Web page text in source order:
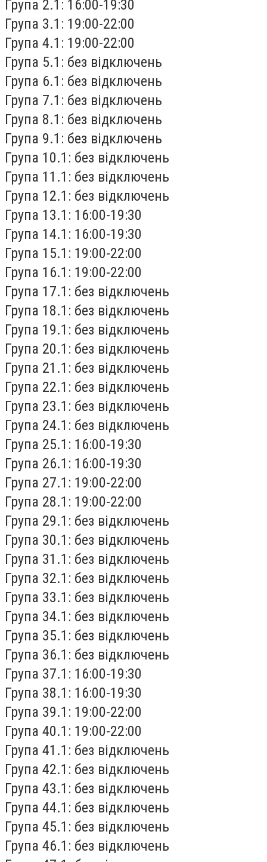
Група 2.1: 16:00-19:30
Група 3.1: 19:00-22:00
Група 4.1: 19:00-22:00
Група 5.1: без відключень
Група 6.1: без відключень
Група 7.1: без відключень
Група 8.1: без відключень
Група 9.1: без відключень
Група 10.1: без відключень
Група 11.1: без відключень
Група 12.1: без відключень
Група 13.1: 16:00-19:30
Група 14.1: 16:00-19:30
Група 15.1: 19:00-22:00
Група 16.1: 19:00-22:00
Група 17.1: без відключень
Група 18.1: без відключень
Група 19.1: без відключень
Група 20.1: без відключень
Група 21.1: без відключень
Група 22.1: без відключень
Група 23.1: без відключень
Група 24.1: без відключень
Група 25.1: 16:00-19:30
Група 26.1: 16:00-19:30
Група 27.1: 19:00-22:00
Група 28.1: 19:00-22:00
Група 29.1: без відключень
Група 30.1: без відключень
Група 31.1: без відключень
Група 32.1: без відключень
Група 33.1: без відключень
Група 34.1: без відключень
Група 35.1: без відключень
Група 36.1: без відключень
Група 37.1: 16:00-19:30
Група 38.1: 16:00-19:30
Група 39.1: 19:00-22:00
Група 40.1: 19:00-22:00
Група 41.1: без відключень
Група 42.1: без відключень
Група 43.1: без відключень
Група 44.1: без відключень
Група 45.1: без відключень
Група 46.1: без відключень